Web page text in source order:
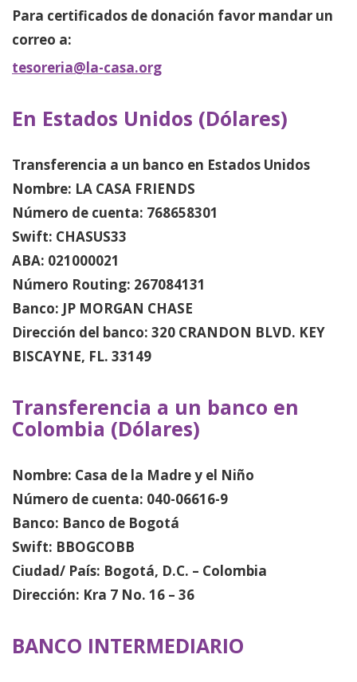
Para certificados de donación favor mandar un
correo a:
tesoreria@la-casa.org
En Estados Unidos (Dólares)
Transferencia a un banco en Estados Unidos
Nombre: LA CASA FRIENDS
Número de cuenta: 768658301
Swift: CHASUS33
ABA: 021000021
Número Routing: 267084131
Banco: JP MORGAN CHASE
Dirección del banco: 320 CRANDON BLVD. KEY
BISCAYNE, FL. 33149
Transferencia a un banco en
Colombia (Dólares)
Nombre: Casa de la Madre y el Niño
Número de cuenta: 040-06616-9
Banco: Banco de Bogotá
Swift: BBOGCOBB
Ciudad/ País: Bogotá, D.C. – Colombia
Dirección: Kra 7 No. 16 – 36
BANCO INTERMEDIARIO